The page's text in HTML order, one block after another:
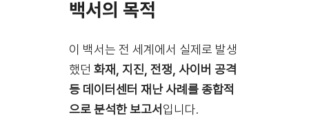
백서의 목적
이 백서는 전 세계에서 실제로 발생
했던 화재, 지진, 전쟁, 사이버 공격
등 데이터센터 재난 사례를 종합적
으로 분석한 보고서입니다.